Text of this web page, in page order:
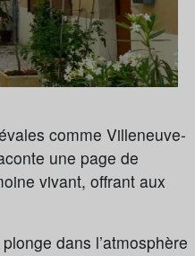
comme Villeneuve-
une page de
vivant, offrant aux
dans l’atmosphère